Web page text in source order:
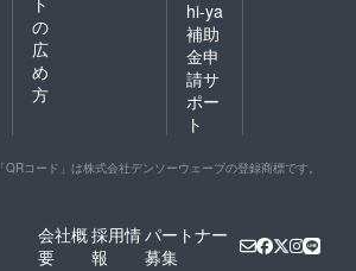
の
広
め
方
hi-ya
補助
金申
請サ
ポー
ト
「QRコード」は株式会社デンソーウェーブの登録商標です。
会社概
要
採用情
報
パートナー
募集